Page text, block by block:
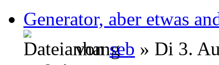
Generator, aber etwas
vonseb » Di 3.